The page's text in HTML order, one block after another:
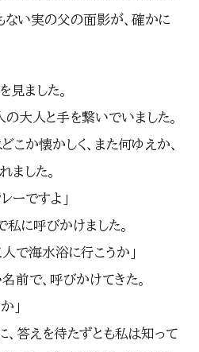
ない実の父の面影が、確かに
ました。
大人と手を繋いでいました。
か懐かしく、また何ゆえか、
ました。
ーですよ」
に呼びかけました。
人で海水浴に行こうか」
前で、呼びかけてきた。
」
答えを待たずとも私は知って